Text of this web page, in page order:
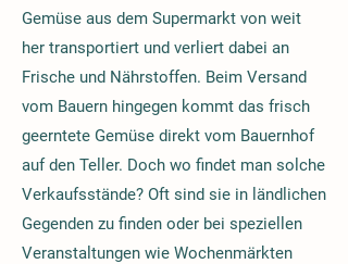
Gemüse aus dem Supermarkt von weit
her transportiert und verliert dabei an
Frische und Nährstoffen. Beim Versand
vom Bauern hingegen kommt das frisch
geerntete Gemüse direkt vom Bauernhof
auf den Teller. Doch wo findet man solche
Verkaufsstände? Oft sind sie in ländlichen
Gegenden zu finden oder bei speziellen
Veranstaltungen wie Wochenmärkten